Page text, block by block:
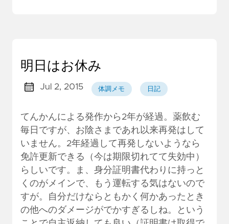
明日はお休み
Jul 2, 2015 体調メモ 日記
てんかんによる発作から2年が経過。薬飲む
毎日ですが、お陰さまであれ以来再発はして
いません。2年経過して再発しないようなら
免許更新できる（今は期限切れてて失効中）
らしいです。ま、身分証明書代わりに持っと
くのがメインで、もう運転する気はないので
すが。自分だけならともかく何かあったとき
の他へのダメージがでかすぎるしね。という